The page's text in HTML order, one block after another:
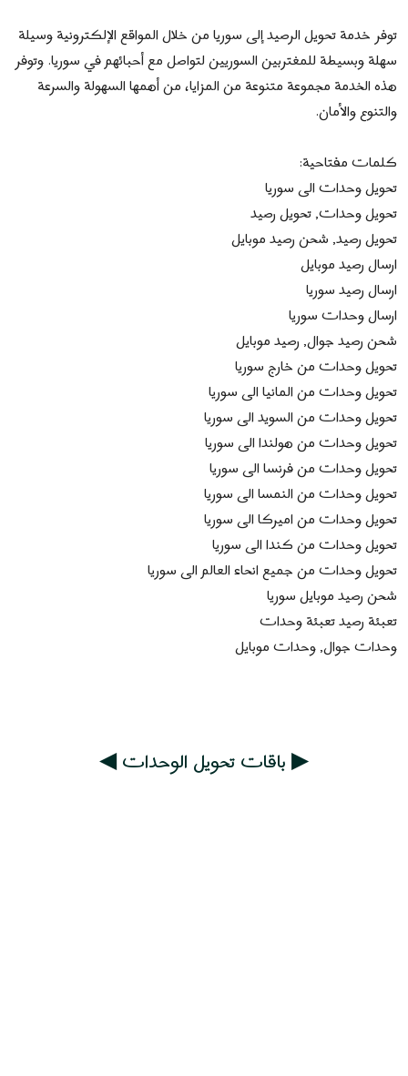
توفر خدمة تحويل الرصيد إلى سوريا من خلال المواقع الإلكترونية وسيلة
سهلة وبسيطة للمغتربين السوريين لتواصل مع أحبائهم في سوريا. وتوفر
هذه الخدمة مجموعة متنوعة من المزايا، من أهمها السهولة والسرعة
والتنوع والأمان.
كلمات مفتاحية:
تحويل وحدات الى سوريا
تحويل وحدات, تحويل رصيد
تحويل رصيد, شحن رصيد موبايل
ارسال رصيد موبايل
ارسال رصيد سوريا
ارسال وحدات سوريا
شحن رصيد جوال, رصيد موبايل
تحويل وحدات من خارج سوريا
تحويل وحدات من المانيا الى سوريا
تحويل وحدات من السويد الى سوريا
تحويل وحدات من هولندا الى سوريا
تحويل وحدات من فرنسا الى سوريا
تحويل وحدات من النمسا الى سوريا
تحويل وحدات من اميركا الى سوريا
تحويل وحدات من كندا الى سوريا
تحويل وحدات من جميع انحاء العالم الى سوريا
شحن رصيد موبايل سوريا
تعبئة رصيد تعبئة وحدات
وحدات جوال, وحدات موبايل
▶ باقات تحويل الوحدات ◀